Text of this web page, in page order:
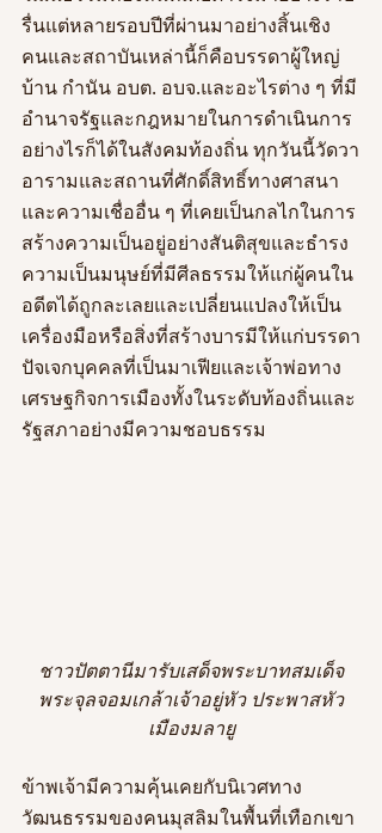
รื่นแต่หลายรอบปีที่ผ่านมาอย่างสิ้นเชิง
คนและสถาบันเหล่านี้ก็คือบรรดาผู้ใหญ่
บ้าน กำนัน อบต. อบจ.และอะไรต่าง ๆ ที่มี
อำนาจรัฐและกฎหมายในการดำเนินการ
อย่างไรก็ได้ในสังคมท้องถิ่น ทุกวันนี้วัดวา
อารามและสถานที่ศักดิ์สิทธิ์ทางศาสนา
และความเชื่ออื่น ๆ ที่เคยเป็นกลไกในการ
สร้างความเป็นอยู่อย่างสันติสุขและธำรง
ความเป็นมนุษย์ที่มีศีลธรรมให้แก่ผู้คนใน
อดีตได้ถูกละเลยและเปลี่ยนแปลงให้เป็น
เครื่องมือหรือสิ่งที่สร้างบารมีให้แก่บรรดา
ปัจเจกบุคคลที่เป็นมาเฟียและเจ้าพ่อทาง
เศรษฐกิจการเมืองทั้งในระดับท้องถิ่นและ
รัฐสภาอย่างมีความชอบธรรม
ชาวปัตตานีมารับเสด็จพระบาทสมเด็จ
พระจุลจอมเกล้าเจ้าอยู่หัว ประพาสหัว
เมืองมลายู
ข้าพเจ้ามีความคุ้นเคยกับนิเวศทาง
วัฒนธรรมของคนมุสลิมในพื้นที่เทือกเขา